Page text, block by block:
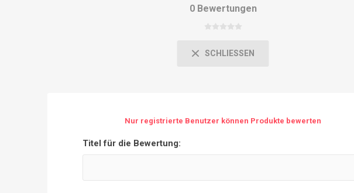
0 Bewertungen
SCHLIESSEN
Nur registrierte Benutzer können Produkte bewerten
Titel für die Bewertung: